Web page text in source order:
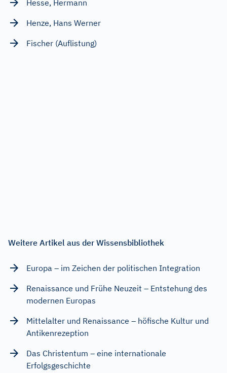
Hesse, Hermann
Henze, Hans Werner
Fischer (Auflistung)
Weitere Artikel aus der Wissensbibliothek
Europa – im Zeichen der politischen Integration
Renaissance und Frühe Neuzeit – Entstehung des
modernen Europas
Mittelalter und Renaissance – höfische Kultur und
Antikenrezeption
Das Christentum – eine internationale
Erfolgsgeschichte